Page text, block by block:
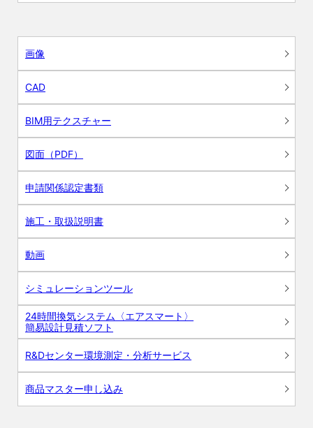
画像
CAD
BIM用テクスチャー
図面（PDF）
申請関係認定書類
施工・取扱説明書
動画
シミュレーションツール
24時間換気システム〈エアスマート〉
簡易設計見積ソフト
R&Dセンター環境測定・分析サービス
商品マスター申し込み